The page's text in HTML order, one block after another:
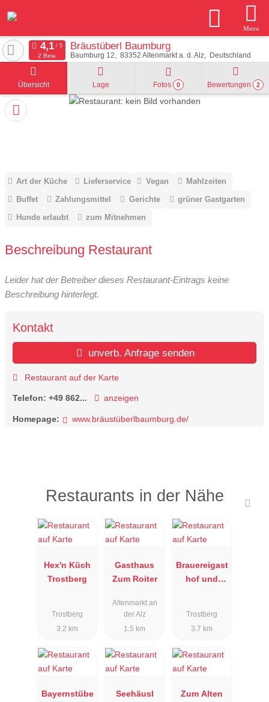
Menu
Bräustüberl Baumburg
Baumburg 12 83352 Altenmarkt a. d. Alz Deutschland
2 Bew.
Übersicht Lage Fotos 0 Bewertungen 2
Art der Küche Lieferservice Vegan
Mahlzeiten
Buffet
Zahlungsmittel Gerichte
grüner Gastgarten
Hunde erlaubt
zum Mitnehmen
Beschreibung Restaurant
Leider hat der Betreiber dieses Restaurant-Eintrags keine
Beschreibung hinterlegt.
Kontakt
unverb. Anfrage senden
Restaurant auf der Karte
Telefon: +49 862... anzeigen
Homepage: www.bräustüberlbaumburg.de/
Restaurants in der Nähe
Hex'n Küch
Trostberg
Trostberg
3.2 km
Gasthaus
Zum Roiter
Altenmarkt an
der Alz
1.5 km
Brauereigast
hof und
Trostberg
3.7 km
Bayernstübe
Seehäusl
Zum Alten